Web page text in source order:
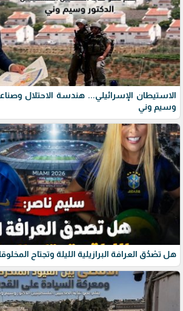
الاستيطان الإسرائيلي... هندسة الاحتلال
وسيم وني
هل تصْدُق العرافة البرازيلية الليلة وتجتاح